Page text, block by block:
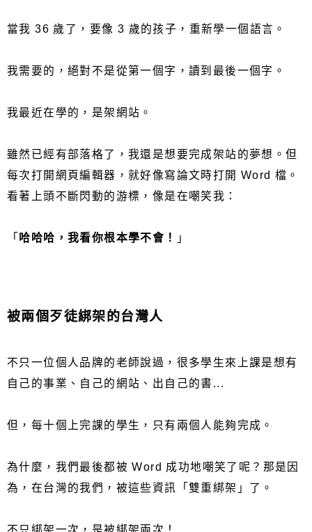
當我 36 歲了，要像 3 歲的孩子，重新學一個語言。
我需要的，絕對不是從第一個字，讀到最後一個字。
我最近在學的，是架網站。
雖然已經有部落格了，我還是想要完成架站的夢想。但
每次打開網頁編輯器，就好像寫論文時打開 Word 檔。
看著上頭不斷閃動的游標，像是在嘲笑我：
「 哈哈哈，我看你根本學不會！ 」
被兩個歹徒綁架的台灣人
不只一位個人品牌的老師說過，很多學生來上課是想有
自己的事業、自己的網站、出自己的書...
但，每十個上完課的學生，只有兩個人能夠完成。
為什麼，我們最後都被 Word 成功地嘲笑了呢？那是因
為，在台灣的我們，被這些資訊「雙重綁架」了。
不只綁架一次，是被綁架兩次！